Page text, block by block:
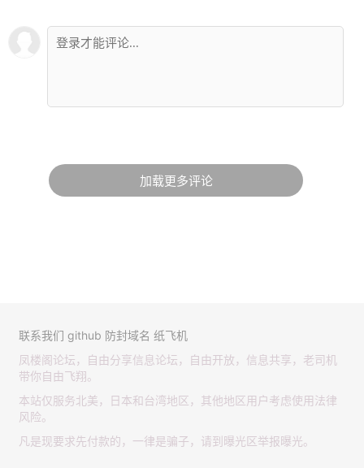
加载更多评论
联系我们 github 防封域名 纸飞机
凤楼阁论坛，自由分享信息论坛，自由开放，信息共享，老司机
带你自由飞翔。
本站仅服务北美，日本和台湾地区，其他地区用户考虑使用法律
风险。
凡是现要求先付款的，一律是骗子，请到曝光区举报曝光。